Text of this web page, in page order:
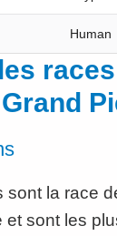
Human
sont la race
et sont les